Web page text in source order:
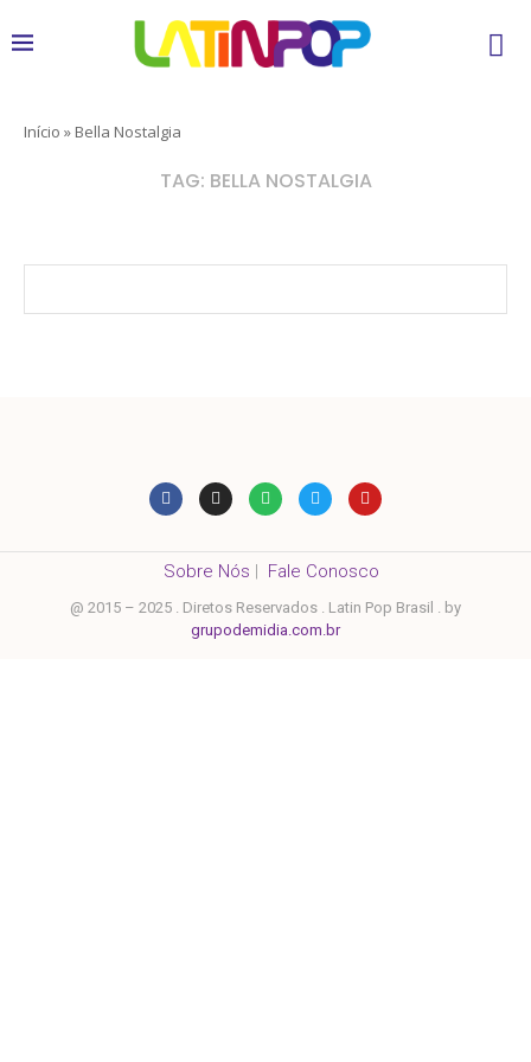
Início » Bella Nostalgia
TAG: BELLA NOSTALGIA
Sobre Nós | Fale Conosco
@ 2015 – 2025 . Diretos Reservados . Latin Pop Brasil . by
grupodemidia.com.br